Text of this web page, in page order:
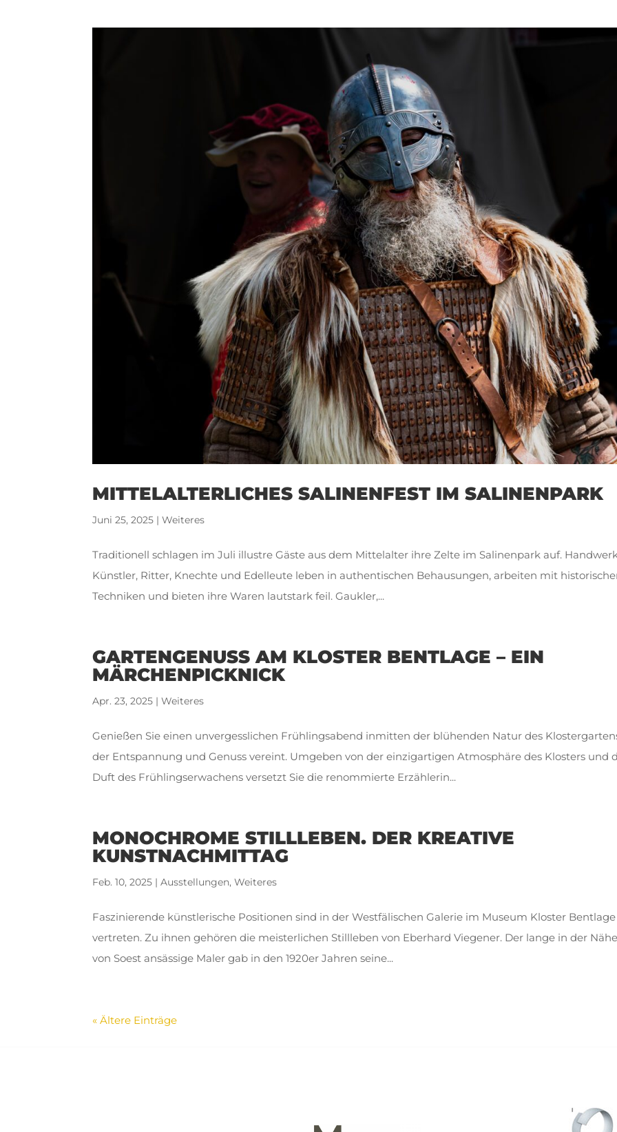
MITTELALTERLICHES SALINENFEST IM SALINENPARK
Juni 25, 2025 |Weiteres
Traditionell schlagen im Juli illustre Gäste aus dem Mittelalter ihre Zelte im Salinenpark auf.
Künstler, Ritter, Knechte und Edelleute leben in authentischen Behausungen, arbeiten mit
Techniken und bieten ihre Waren lautstark feil. Gaukler,...
GARTENGENUSS AM KLOSTER BENTLAGE – EIN
MÄRCHENPICKNICK
Apr. 23, 2025 |Weiteres
Genießen Sie einen unvergesslichen Frühlingsabend inmitten der blühenden Natur des
der Entspannung und Genuss vereint. Umgeben von der einzigartigen Atmosphäre des Klosters und
Duft des Frühlingserwachens versetzt Sie die renommierte Erzählerin...
MONOCHROME STILLLEBEN. DER KREATIVE
KUNSTNACHMITTAG
Feb. 10, 2025 |Ausstellungen,Weiteres
Faszinierende künstlerische Positionen sind in der Westfälischen Galerie im Museum Kloster Bentlage
vertreten. Zu ihnen gehören die meisterlichen Stillleben von Eberhard Viegener. Der lange in der
von Soest ansässige Maler gab in den 1920er Jahren seine...
« Ältere Einträge